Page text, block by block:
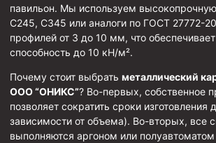
ГОСТ 31446-2017
ГОСТ 632-80
Муфта ОТТМ 102
Муфта ОТТГ 245
Муфта ОТТГ 178
павильон. Мы используем
С245, С345 или аналоги по ГОСТ 27772-
профилей от 3 до 10 мм, что
способность до 10 кН/м².
Почему стоит выбрать металлический
ООО “ОНИКС”? Во-первых, собственное
позволяет сократить сроки изготовления
зависимости от объема). Во-вторых, все
выполняются аргоном или